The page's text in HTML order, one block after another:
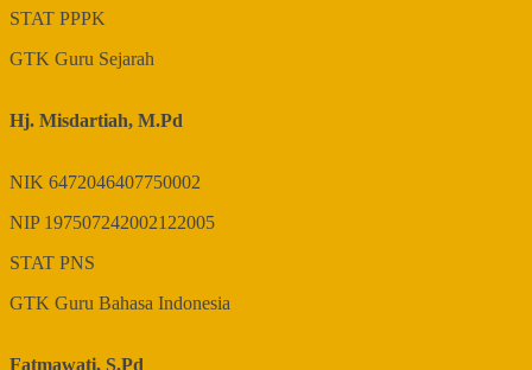
STAT PPPK
GTK Guru Sejarah
Hj. Misdartiah, M.Pd
NIK 6472046407750002
NIP 197507242002122005
STAT PNS
GTK Guru Bahasa Indonesia
Fatmawati, S.Pd